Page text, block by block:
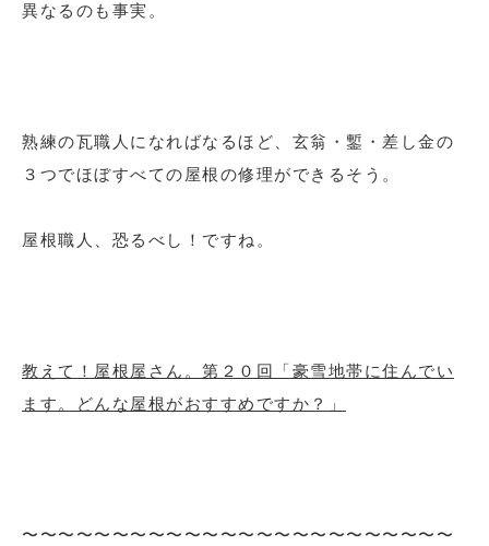
異なるのも事実。
熟練の瓦職人になればなるほど、玄翁・鏨・差し金の
３つでほぼすべての屋根の修理ができるそう。
屋根職人、恐るべし！ですね。
教えて！屋根屋さん。第２０回「豪雪地帯に住んでい
ます。どんな屋根がおすすめですか？」
〜〜〜〜〜〜〜〜〜〜〜〜〜〜〜〜〜〜〜〜〜〜〜〜